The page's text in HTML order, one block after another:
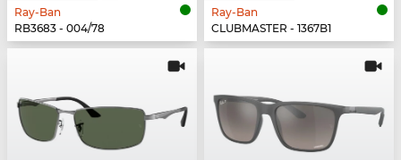
Ray-Ban
RB3683 - 004/78
Ray-Ban
CLUBMASTER - 1367B1